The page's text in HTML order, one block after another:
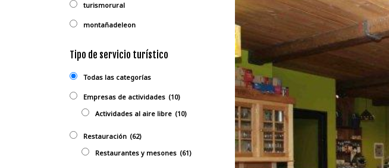
turismorural
montañadeleon
Tipo de servicio turístico
Todas las categorías
Empresas de actividades (10)
Actividades al aire libre (10)
Restauración (62)
Restaurantes y mesones (61)